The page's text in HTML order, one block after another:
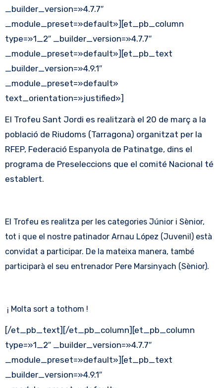
_builder_version=»4.7.7″
_module_preset=»default»][et_pb_column
type=»1_2″ _builder_version=»4.7.7″
_module_preset=»default»][et_pb_text
_builder_version=»4.9.1″
_module_preset=»default»
text_orientation=»justified»]
El Trofeu Sant Jordi es realitzarà el 20 de març a la
població de Riudoms (Tarragona) organitzat per la
RFEP, Federació Espanyola de Patinatge, dins el
programa de Preseleccions que el comité Nacional té
establert.
El Trofeu es realitza per les categories Júnior i Sènior,
tot i que el nostre patinador Arnau López (Juvenil) està
convidat a participar. De la mateixa manera, també
participarà el seu entrenador Pere Marsinyach (Sènior).
¡ Molta sort a tothom !
[/et_pb_text][/et_pb_column][et_pb_column
type=»1_2″ _builder_version=»4.7.7″
_module_preset=»default»][et_pb_text
_builder_version=»4.9.1″